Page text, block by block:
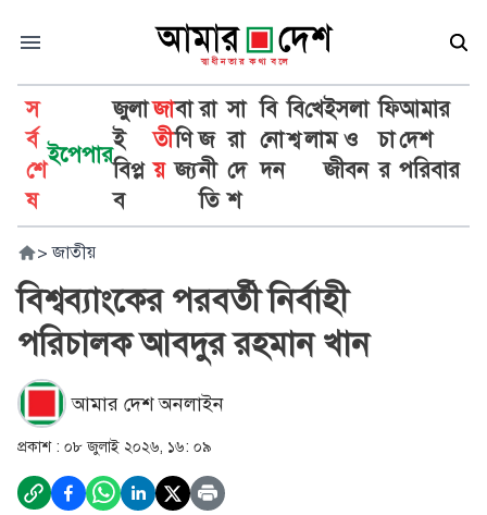
স
র্ব
শে
ষ
ইপেপার
জুলা
ই
বিপ্ল
ব
জা
তী
য়
বা
ণি
জ্য
রা
জ
নী
তি
সা
রা
দে
শ
বি
নো
দন
বি
শ্ব
খে
লা
ইসলা
ম ও
জীবন
ফি
চা
র
আমার
দেশ
পরিবার
> জাতীয়
বিশ্বব্যাংকের পরবর্তী নির্বাহী
পরিচালক আবদুর রহমান খান
আমার দেশ অনলাইন
প্রকাশ : ০৮ জুলাই ২০২৬, ১৬: ০৯